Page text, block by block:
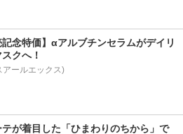
記念特価】αアルブチンセラムがデイリ
クへ！
アールエックス)
が着目した「ひまわりのちから」で